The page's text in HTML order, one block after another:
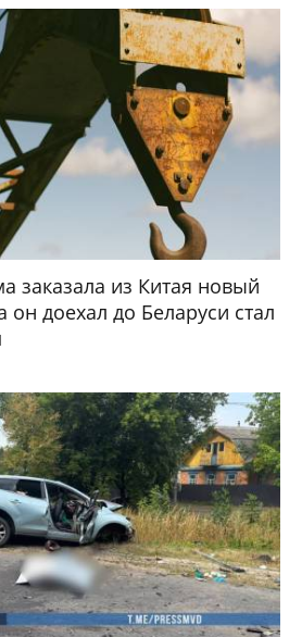
заказала из Китая новый
он доехал до Беларуси стал